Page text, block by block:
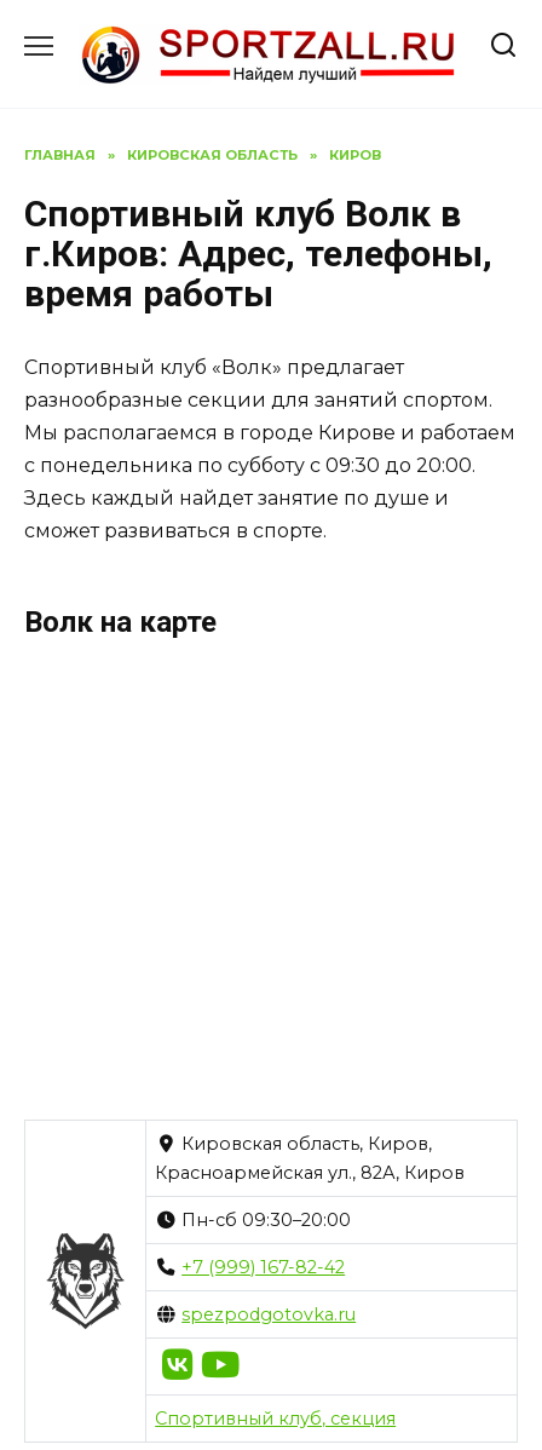
содержанию
ГЛАВНАЯ » КИРОВСКАЯ ОБЛАСТЬ » КИРОВ
Спортивный клуб Волк в
г.Киров: Адрес, телефоны,
время работы
Спортивный клуб «Волк» предлагает
разнообразные секции для занятий спортом.
Мы располагаемся в городе Кирове и работаем
с понедельника по субботу с 09:30 до 20:00.
Здесь каждый найдет занятие по душе и
сможет развиваться в спорте.
Волк на карте
Кировская область, Киров,
Красноармейская ул., 82А, Киров
Пн-сб 09:30–20:00
+7 (999) 167-82-42
spezpodgotovka.ru
Спортивный клуб, секция